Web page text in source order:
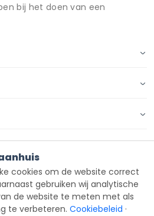
bij het doen van een
cookies om de website correct
gebruiken wij analytische
de website te meten met als
te verbeteren. Cookiebeleid ·